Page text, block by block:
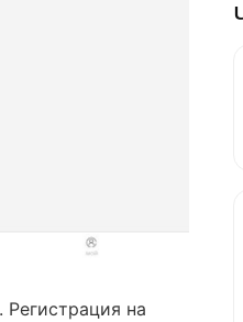
Регистрация на